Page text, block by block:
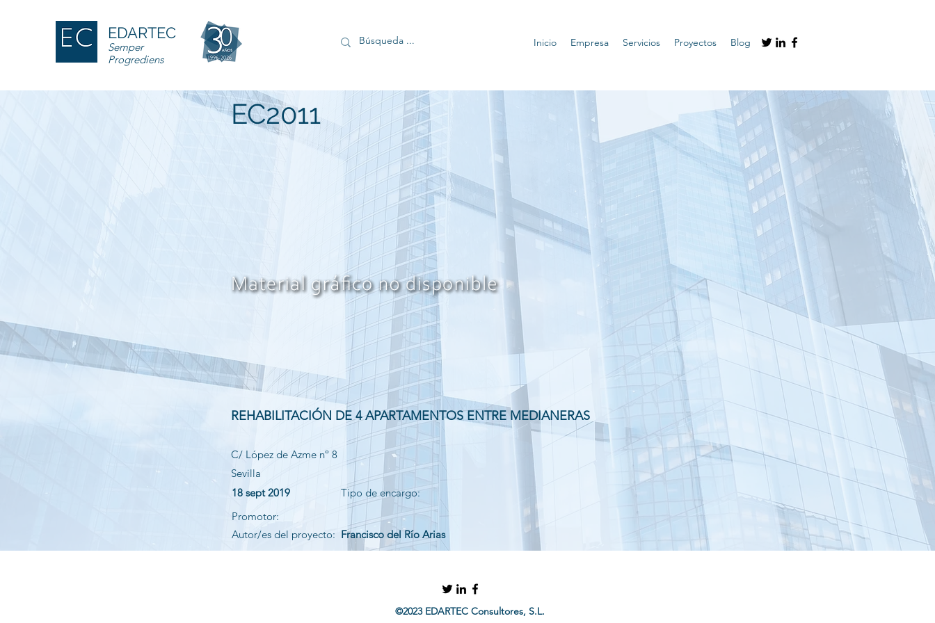
EDARTEC
Semper
Progrediens
Inicio Empresa Servicios Proyectos Blog
EC2011
REHABILITACIÓN DE 4 APARTAMENTOS ENTRE MEDIANERAS
C/ López de Azme nº 8
Sevilla
18 sept 2019
Promotor:
Autor/es del proyecto:
Tipo de encargo:
Francisco del Río Arias
©2023 EDARTEC Consultores, S.L.